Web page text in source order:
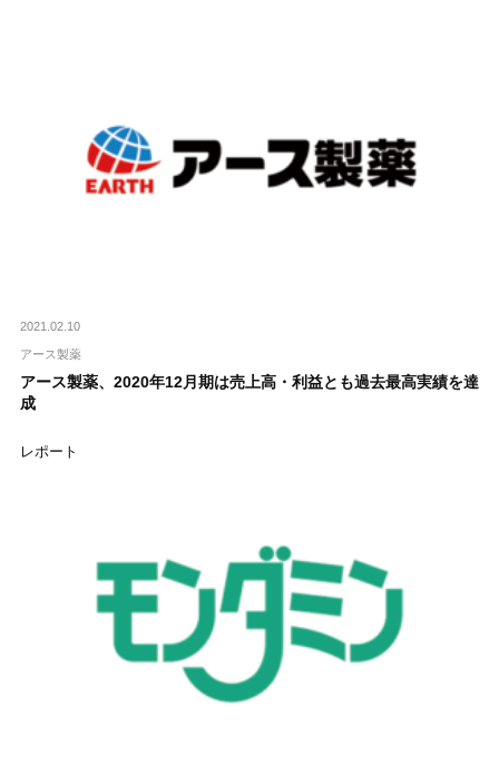
2021.02.10
アース製薬
アース製薬、2020年12月期は売上高・利益とも過去最高実績を達
成
レポート